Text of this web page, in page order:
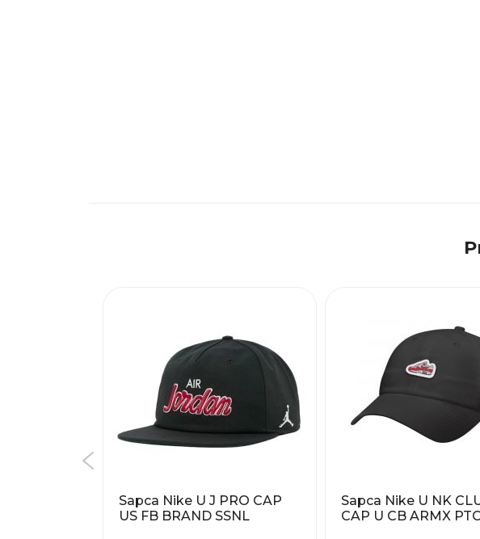
Sapca Nike U J PRO CAP
US FB BRAND SSNL
Sapca Nike U NK
CAP U CB ARMX